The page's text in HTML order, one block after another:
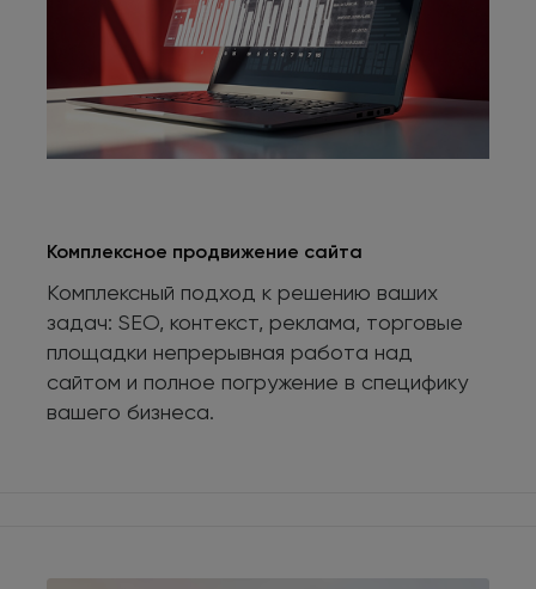
Комплексное продвижение сайта
Комплексный подход к решению ваших
задач: SEO, контекст, реклама, торговые
площадки непрерывная работа над
сайтом и полное погружение в специфику
вашего бизнеса.